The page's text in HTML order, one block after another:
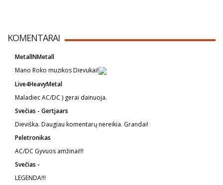
KOMENTARAI
MetallNMetall
Mano Roko muzikos Dievukai!
Live4HeavyMetal
Maladiec AC/DC ) gerai dainuoja.
Svečias - Gertjaars
Dieviška. Daugiau komentarų nereikia. Grandai!
Peletronikas
AC/DC Gyvuos amžinai!!!
Svečias -
LEGENDA!!!